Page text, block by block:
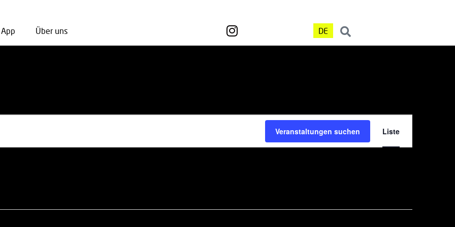
App Über uns DE
Veranstaltungen suchen Liste